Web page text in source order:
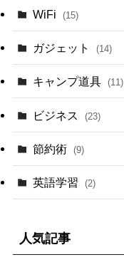
WiFi (15)
ガジェット (14)
キャンプ道具 (11)
ビジネス (23)
節約術 (9)
英語学習 (2)
人気記事